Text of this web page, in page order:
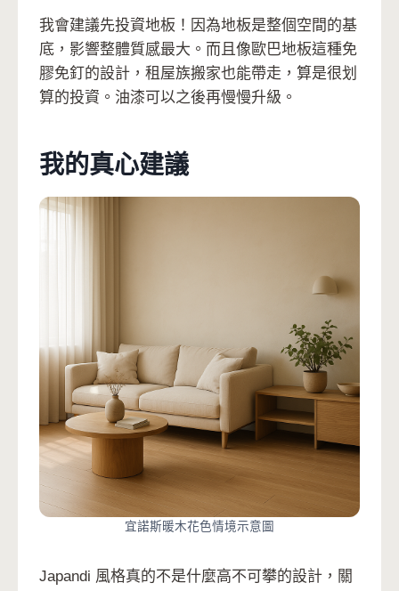
我會建議先投資地板！因為地板是整個空間的基
底，影響整體質感最大。而且像歐巴地板這種免
膠免釘的設計，租屋族搬家也能帶走，算是很划
算的投資。油漆可以之後再慢慢升級。
我的真心建議
宜諾斯暖木花色情境示意圖
Japandi 風格真的不是什麼高不可攀的設計，關